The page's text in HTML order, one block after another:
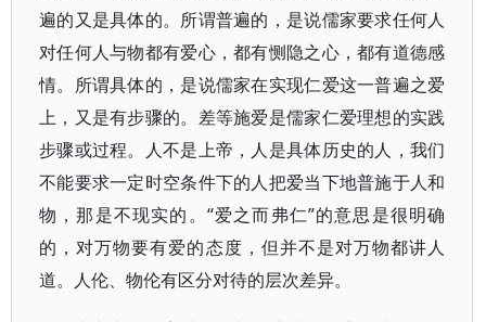
遍的又是具体的。所谓普遍的，是说儒家要求任何人
对任何人与物都有爱心，都有恻隐之心，都有道德感
情。所谓具体的，是说儒家在实现仁爱这一普遍之爱
上，又是有步骤的。差等施爱是儒家仁爱理想的实践
步骤或过程。人不是上帝，人是具体历史的人，我们
不能要求一定时空条件下的人把爱当下地普施于人和
物，那是不现实的。“爱之而弗仁”的意思是很明确
的，对万物要有爱的态度，但并不是对万物都讲人
道。人伦、物伦有区分对待的层次差异。